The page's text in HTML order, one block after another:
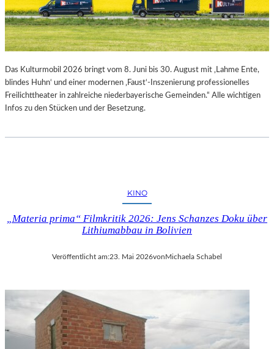
Das Kulturmobil 2026 bringt vom 8. Juni bis 30. August mit ‚Lahme Ente,
blindes Huhn‘ und einer modernen ‚Faust‘-Inszenierung professionelles
Freilichttheater in zahlreiche niederbayerische Gemeinden.“ Alle wichtigen
Infos zu den Stücken und der Besetzung.
KINO
„Materia prima“ Filmkritik 2026: Jens Schanzes Doku über
Lithiumabbau in Bolivien
Veröffentlicht am:23. Mai 2026von Michaela Schabel